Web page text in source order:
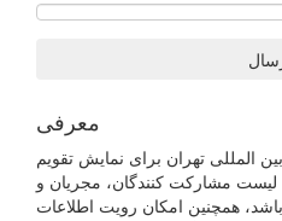
معرفی
المللی تهران برای نمایش تقویم
مشارکت کنندگان، مجریان و
همچنین امکان رویت اطلاعات